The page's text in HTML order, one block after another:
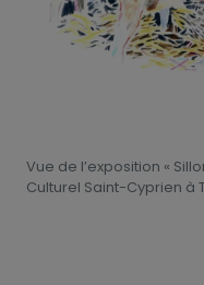
Vue de l’exposition «
Culturel Saint-Cyprien à